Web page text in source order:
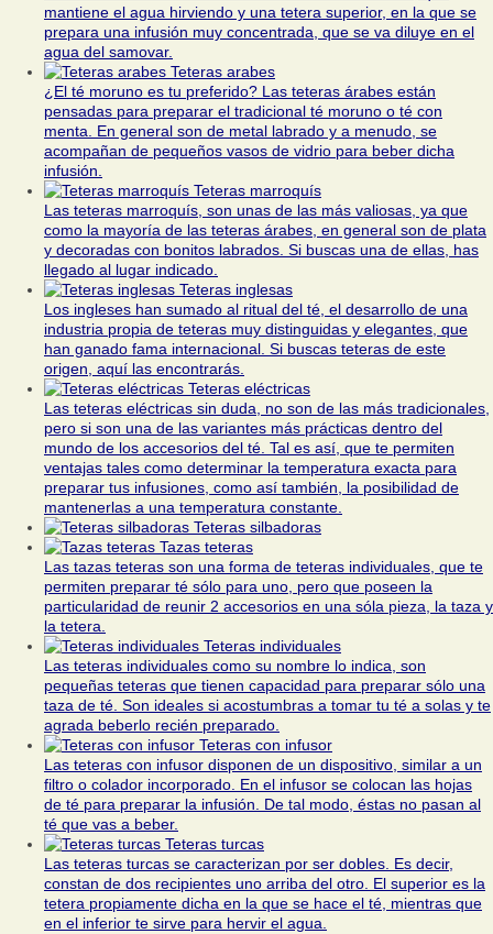
mantiene el agua hirviendo y una tetera superior, en la que se
prepara una infusión muy concentrada, que se va diluye en el
agua del samovar.
Teteras arabes
¿El té moruno es tu preferido? Las teteras árabes están
pensadas para preparar el tradicional té moruno o té con
menta. En general son de metal labrado y a menudo, se
acompañan de pequeños vasos de vidrio para beber dicha
infusión.
Teteras marroquís
Las teteras marroquís, son unas de las más valiosas, ya que
como la mayoría de las teteras árabes, en general son de plata
y decoradas con bonitos labrados. Si buscas una de ellas, has
llegado al lugar indicado.
Teteras inglesas
Los ingleses han sumado al ritual del té, el desarrollo de una
industria propia de teteras muy distinguidas y elegantes, que
han ganado fama internacional. Si buscas teteras de este
origen, aquí las encontrarás.
Teteras eléctricas
Las teteras eléctricas sin duda, no son de las más tradicionales,
pero si son una de las variantes más prácticas dentro del
mundo de los accesorios del té. Tal es así, que te permiten
ventajas tales como determinar la temperatura exacta para
preparar tus infusiones, como así también, la posibilidad de
mantenerlas a una temperatura constante.
Teteras silbadoras
Tazas teteras
Las tazas teteras son una forma de teteras individuales, que te
permiten preparar té sólo para uno, pero que poseen la
particularidad de reunir 2 accesorios en una sóla pieza, la taza y
la tetera.
Teteras individuales
Las teteras individuales como su nombre lo indica, son
pequeñas teteras que tienen capacidad para preparar sólo una
taza de té. Son ideales si acostumbras a tomar tu té a solas y te
agrada beberlo recién preparado.
Teteras con infusor
Las teteras con infusor disponen de un dispositivo, similar a un
filtro o colador incorporado. En el infusor se colocan las hojas
de té para preparar la infusión. De tal modo, éstas no pasan al
té que vas a beber.
Teteras turcas
Las teteras turcas se caracterizan por ser dobles. Es decir,
constan de dos recipientes uno arriba del otro. El superior es la
tetera propiamente dicha en la que se hace el té, mientras que
en el inferior te sirve para hervir el agua.